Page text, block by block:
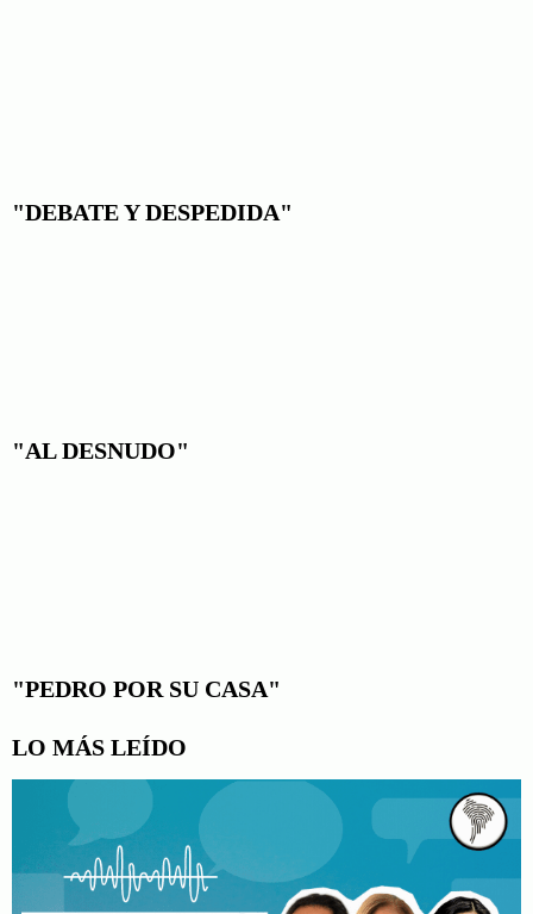
"DEBATE Y DESPEDIDA"
"AL DESNUDO"
"PEDRO POR SU CASA"
LO MÁS LEÍDO